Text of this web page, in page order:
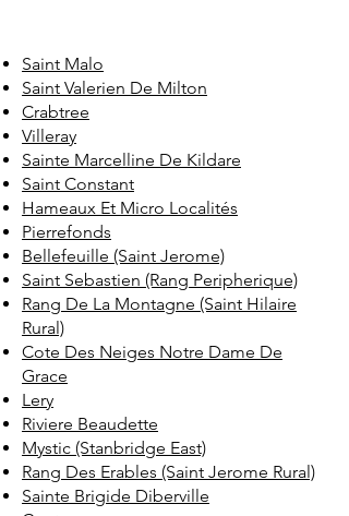
Saint Malo
Saint Valerien De Milton
Crabtree
Villeray
Sainte Marcelline De Kildare
Saint Constant
Hameaux Et Micro Localités
Pierrefonds
Bellefeuille (Saint Jerome)
Saint Sebastien (Rang Peripherique)
Rang De La Montagne (Saint Hilaire
Rural)
Cote Des Neiges Notre Dame De
Grace
Lery
Riviere Beaudette
Mystic (Stanbridge East)
Rang Des Erables (Saint Jerome Rural)
Sainte Brigide Diberville